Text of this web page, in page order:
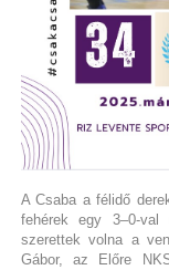
A Csaba a félidő
fehérek egy 3–0-
szerettek volna a
Gábor, az Előre